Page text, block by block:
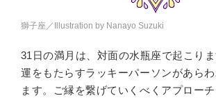
獅子座／Illustration by Nanayo Suzuki
31日の満月は、対面の水瓶座で起こり
運をもたらすラッキーパーソンがあら
ます。ご縁を繋げていくべくアプロー